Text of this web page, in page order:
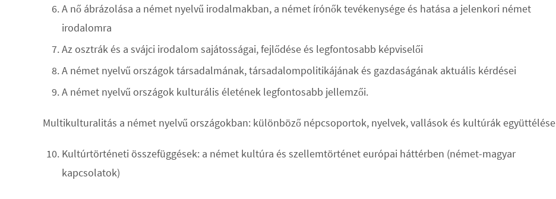
A nő ábrázolása a német nyelvű irodalmakban, a német írónők tevékenysége és hatása a jelenkori német
irodalomra
Az osztrák és a svájci irodalom sajátosságai, fejlődése és legfontosabb képviselői
A német nyelvű országok társadalmának, társadalompolitikájának és gazdaságának aktuális kérdései
A német nyelvű országok kulturális életének legfontosabb jellemzői.
Multikulturalitás a német nyelvű országokban: különböző népcsoportok, nyelvek, vallások és kultúrák együttélése
Kultúrtörténeti összefüggések: a német kultúra és szellemtörténet európai háttérben (német-magyar
kapcsolatok)